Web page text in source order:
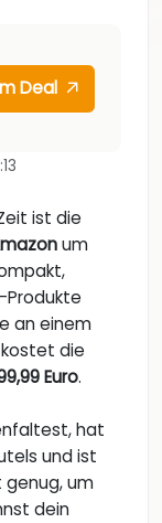
Deal
ist die
um
Produkte
an einem
die
Euro.
hat
und ist
genug, um
dein